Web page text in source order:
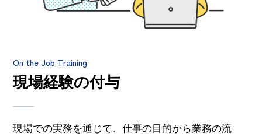
On the Job Training
現場経験の付与
現場での実務を通じて、仕事の目的から業務の流